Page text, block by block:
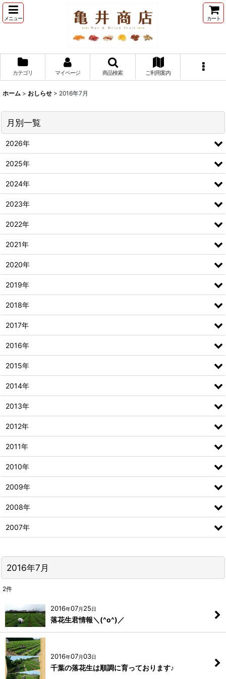
メニュー カート
カテゴリ マイページ 商品検索 ご利用案内
ホーム > おしらせ > 2016年7月
2016年7月
2件
2016年07月 25日
落花生君情報＼(^o^)／
2016年07月03日
千葉の落花生は順調に育っております♪
月別一覧
2026年
2025年
2024年
2023年
2022年
2021年
2020年
2019年
2018年
2017年
2016年
2015年
2014年
2013年
2012年
2011年
2010年
2009年
2008年
2007年